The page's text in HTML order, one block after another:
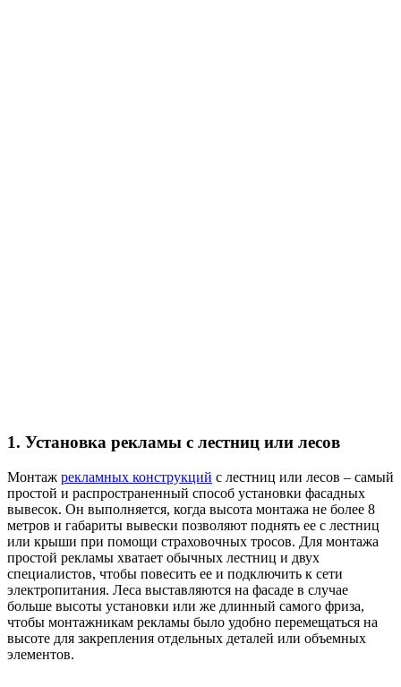
1. Установка рекламы с лестниц или лесов
Монтаж рекламных конструкций с лестниц или лесов – самый
простой и распространенный способ установки фасадных
вывесок. Он выполняется, когда высота монтажа не более 8
метров и габариты вывески позволяют поднять ее с лестниц
или крыши при помощи страховочных тросов. Для монтажа
простой рекламы хватает обычных лестниц и двух
специалистов, чтобы повесить ее и подключить к сети
электропитания. Леса выставляются на фасаде в случае
больше высоты установки или же длинный самого фриза,
чтобы монтажникам рекламы было удобно перемещаться на
высоте для закрепления отдельных деталей или объемных
элементов.